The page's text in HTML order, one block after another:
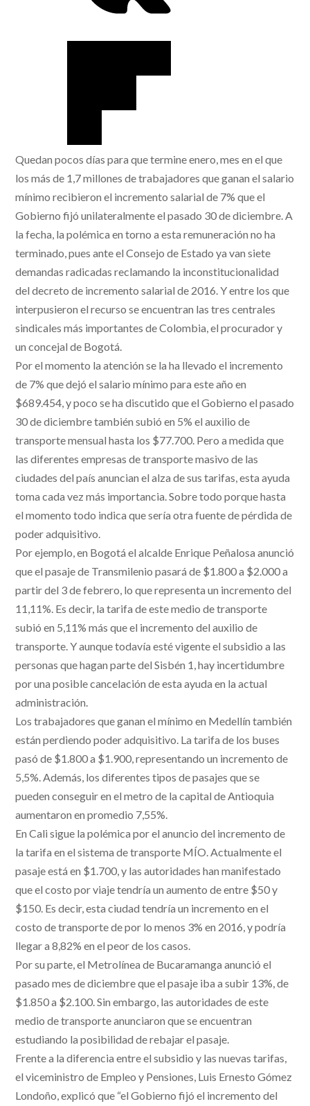
Quedan pocos días para que termine enero, mes en el que
los más de 1,7 millones de trabajadores que ganan el salario
mínimo recibieron el incremento salarial de 7% que el
Gobierno fijó unilateralmente el pasado 30 de diciembre. A
la fecha, la polémica en torno a esta remuneración no ha
terminado, pues ante el Consejo de Estado ya van siete
demandas radicadas reclamando la inconstitucionalidad
del decreto de incremento salarial de 2016. Y entre los que
interpusieron el recurso se encuentran las tres centrales
sindicales más importantes de Colombia, el procurador y
un concejal de Bogotá.
Por el momento la atención se la ha llevado el incremento
de 7% que dejó el salario mínimo para este año en
$689.454, y poco se ha discutido que el Gobierno el pasado
30 de diciembre también subió en 5% el auxilio de
transporte mensual hasta los $77.700. Pero a medida que
las diferentes empresas de transporte masivo de las
ciudades del país anuncian el alza de sus tarifas, esta ayuda
toma cada vez más importancia. Sobre todo porque hasta
el momento todo indica que sería otra fuente de pérdida de
poder adquisitivo.
Por ejemplo, en Bogotá el alcalde Enrique Peñalosa anunció
que el pasaje de Transmilenio pasará de $1.800 a $2.000 a
partir del 3 de febrero, lo que representa un incremento del
11,11%. Es decir, la tarifa de este medio de transporte
subió en 5,11% más que el incremento del auxilio de
transporte. Y aunque todavía esté vigente el subsidio a las
personas que hagan parte del Sisbén 1, hay incertidumbre
por una posible cancelación de esta ayuda en la actual
administración.
Los trabajadores que ganan el mínimo en Medellín también
están perdiendo poder adquisitivo. La tarifa de los buses
pasó de $1.800 a $1.900, representando un incremento de
5,5%. Además, los diferentes tipos de pasajes que se
pueden conseguir en el metro de la capital de Antioquia
aumentaron en promedio 7,55%.
En Cali sigue la polémica por el anuncio del incremento de
la tarifa en el sistema de transporte MÍO. Actualmente el
pasaje está en $1.700, y las autoridades han manifestado
que el costo por viaje tendría un aumento de entre $50 y
$150. Es decir, esta ciudad tendría un incremento en el
costo de transporte de por lo menos 3% en 2016, y podría
llegar a 8,82% en el peor de los casos.
Por su parte, el Metrolínea de Bucaramanga anunció el
pasado mes de diciembre que el pasaje iba a subir 13%, de
$1.850 a $2.100. Sin embargo, las autoridades de este
medio de transporte anunciaron que se encuentran
estudiando la posibilidad de rebajar el pasaje.
Frente a la diferencia entre el subsidio y las nuevas tarifas,
el viceministro de Empleo y Pensiones, Luis Ernesto Gómez
Londoño, explicó que “el Gobierno fijó el incremento del